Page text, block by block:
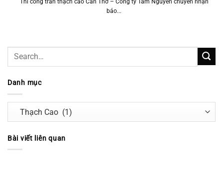
Thi công trần thạch cao Cần Thơ – Công ty Tâm Nguyên chuyên nhận
báo...
Danh mục
Bài viết liên quan